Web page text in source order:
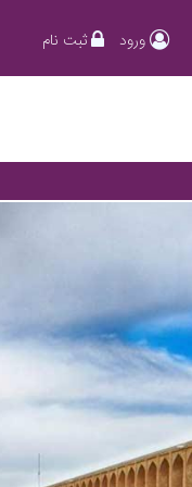
ورود ثبت نام